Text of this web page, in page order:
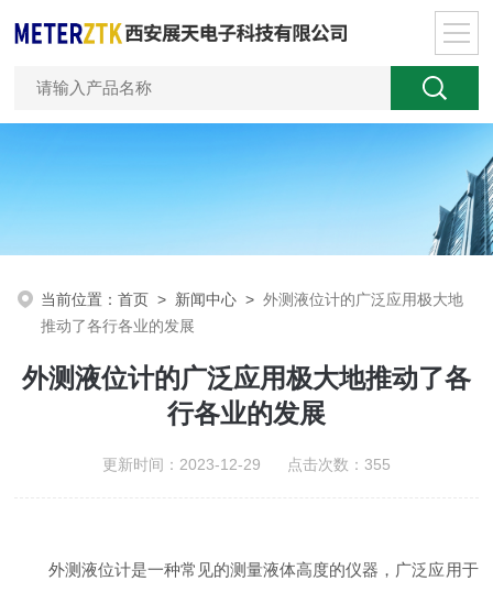
当前位置：首页 > 新闻中心 >外测液位计的广泛应用极大地
推动了各行各业的发展
外测液位计的广泛应用极大地推动了各
行各业的发展
更新时间：2023-12-29 点击次数：355
外测液位计是一种常见的测量液体高度的仪器，广泛应用于